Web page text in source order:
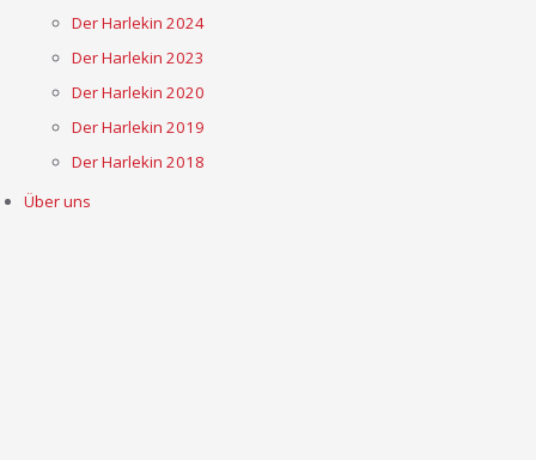
Der Harlekin 2024
Der Harlekin 2023
Der Harlekin 2020
Der Harlekin 2019
Der Harlekin 2018
Über uns